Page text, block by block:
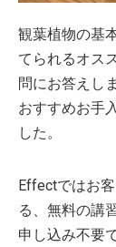
観葉植物の基
てられるオス
問にお答えし
おすすめお手
した。
Effectではお
る、無料の講
申し込み不要